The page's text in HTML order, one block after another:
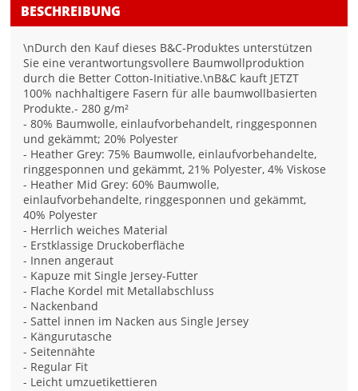
BESCHREIBUNG
\nDurch den Kauf dieses B&C-Produktes unterstützen
Sie eine verantwortungsvollere Baumwollproduktion
durch die Better Cotton-Initiative.\nB&C kauft JETZT
100% nachhaltigere Fasern für alle baumwollbasierten
Produkte.- 280 g/m²
- 80% Baumwolle, einlaufvorbehandelt, ringgesponnen
und gekämmt; 20% Polyester
- Heather Grey: 75% Baumwolle, einlaufvorbehandelte,
ringgesponnen und gekämmt, 21% Polyester, 4% Viskose
- Heather Mid Grey: 60% Baumwolle,
einlaufvorbehandelte, ringgesponnen und gekämmt,
40% Polyester
- Herrlich weiches Material
- Erstklassige Druckoberfläche
- Innen angeraut
- Kapuze mit Single Jersey-Futter
- Flache Kordel mit Metallabschluss
- Nackenband
- Sattel innen im Nacken aus Single Jersey
- Kängurutasche
- Seitennähte
- Regular Fit
- Leicht umzuetikettieren